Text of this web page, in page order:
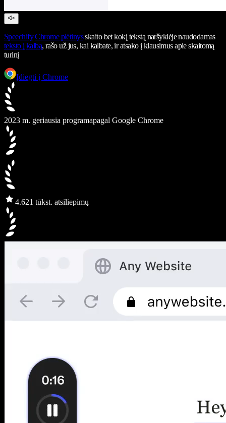
Speechify Chrome plėtinysskaito bet kokį tekstą naršyklėje naudodamas
teksto į kalbą, rašo už jus, kai kalbate, ir atsako į klausimus apie skaitomą
turinį
Įdiegti į Chrome
2023 m. geriausia programapagal Google Chrome
4.621 tūkst. atsiliepimų